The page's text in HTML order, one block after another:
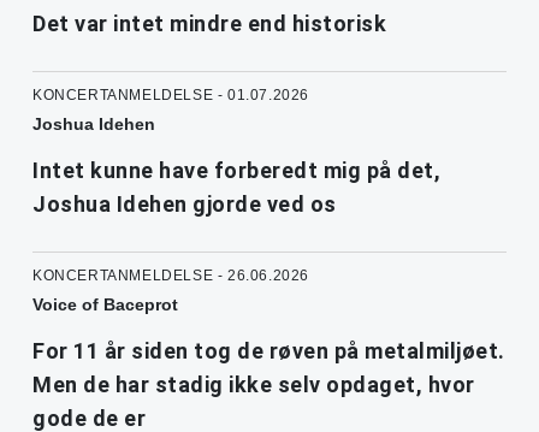
Det var intet mindre end historisk
KONCERTANMELDELSE - 01.07.2026
Joshua Idehen
Intet kunne have forberedt mig på det,
Joshua Idehen gjorde ved os
KONCERTANMELDELSE - 26.06.2026
Voice of Baceprot
For 11 år siden tog de røven på metalmiljøet.
Men de har stadig ikke selv opdaget, hvor
gode de er